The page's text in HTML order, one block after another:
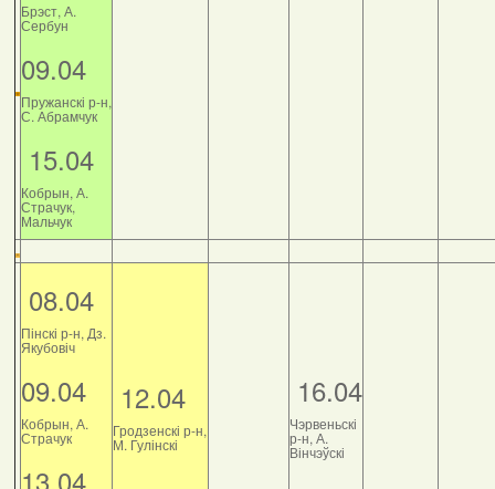
Брэст, А.
Сербун
09.04
Пружанскі р-н,
С. Абрамчук
15.04
Кобрын, А.
Страчук,
Мальчук
08.04
Пінскі р-н, Дз.
Якубовіч
09.04
Кобрын, А.
Страчук
13.04
12.04
Гродзенскі р-н,
М. Гулінскі
16.04
Чэрвеньскі
р-н, А.
Вінчэўскі